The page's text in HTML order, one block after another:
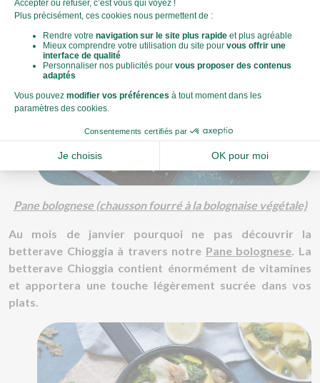
Pane bolognese (chausson fourré à la bolognaise végétale)
Au mois de janvier pourquoi ne pas découvrir la
betterave Chioggia à travers notre Pane bolognese. La
betterave Chioggia contient énormément de vitamines
et apportera une touche légèrement sucrée dans vos
plats.